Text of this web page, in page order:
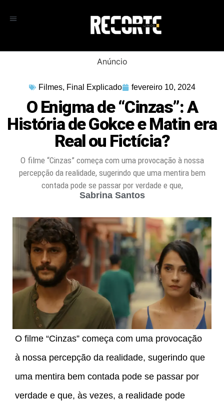
Anúncio
Filmes, Final Explicado fevereiro 10, 2024
O Enigma de “Cinzas”: A
História de Gokce e Matin era
Real ou Fictícia?
O filme “Cinzas” começa com uma provocação à nossa
percepção da realidade, sugerindo que uma mentira bem
contada pode se passar por verdade e que,
Sabrina Santos
O filme “Cinzas” começa com uma provocação
à nossa percepção da realidade, sugerindo que
uma mentira bem contada pode se passar por
verdade e que, às vezes, a realidade pode